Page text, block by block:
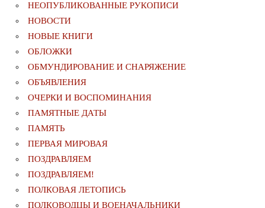
НЕОПУБЛИКОВАННЫЕ РУКОПИСИ
НОВОСТИ
НОВЫЕ КНИГИ
ОБЛОЖКИ
ОБМУНДИРОВАНИЕ И СНАРЯЖЕНИЕ
ОБЪЯВЛЕНИЯ
ОЧЕРКИ И ВОСПОМИНАНИЯ
ПАМЯТНЫЕ ДАТЫ
ПАМЯТЬ
ПЕРВАЯ МИРОВАЯ
ПОЗДРАВЛЯЕМ
ПОЗДРАВЛЯЕМ!
ПОЛКОВАЯ ЛЕТОПИСЬ
ПОЛКОВОДЦЫ И ВОЕНАЧАЛЬНИКИ